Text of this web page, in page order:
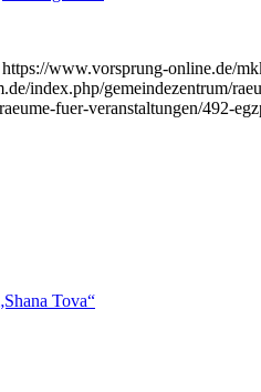
www.vorsprung-online.de/
index.php/gemeindezentrum/
fuer-veranstaltungen/492-
Tova“